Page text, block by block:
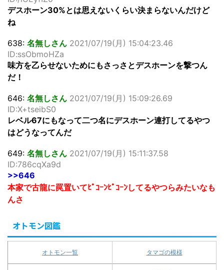
デスホーン30%とは思えないくらい決まらないんだけど
ね
638: 名無しさん 2021/07/19(月) 15:04:23.46
ID:ssObmoHZa
味方を乙らせないためにもさっさとデスホーンを撃つん
だ！
646: 名無しさん 2021/07/19(月) 15:09:26.69
ID:X+tseibS0
レベル67にもなって二つ名にデスホーン連打してるやつ
はどうなってんだ
649: 名無しさん 2021/07/19(月) 15:11:37.58
ID:786cqXa9d
>>646
本家で古龍に罠置いてﾋﾟｺｰﾝﾋﾟｺｰﾝしてるやつらみたいなも
んさ
オトモン図鑑
オトモン一覧 タマゴの模様